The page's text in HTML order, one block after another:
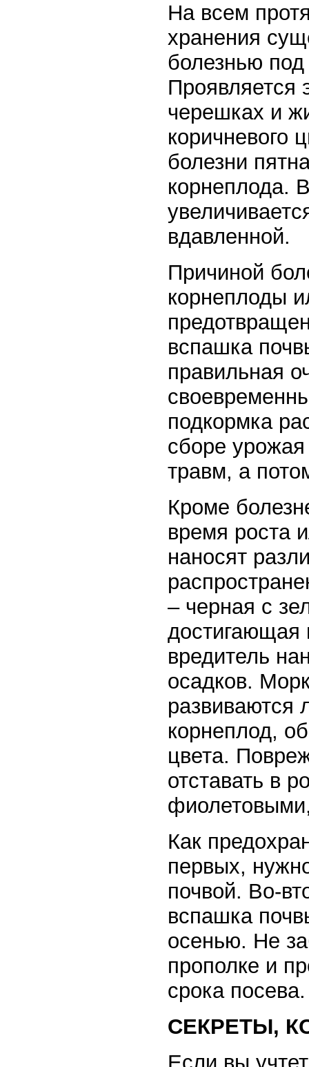
На всем
хранения
болезнью
Проявляется
черешках и
коричневого
болезни
корнеплода.
вдавленной.
Причиной
корнеплоды
вспашка
правильная
подкормка
сборе
травм, а
Кроме
время роста
наносят
– черная с
достигающая
вредитель
осадков.
развиваются
корнеплод,
цвета.
отставать в
фиолетовыми,
Как
первых,
почвой. Во-
вспашка
осенью. Не
прополке и
срока посева.
СЕКРЕТЫ,